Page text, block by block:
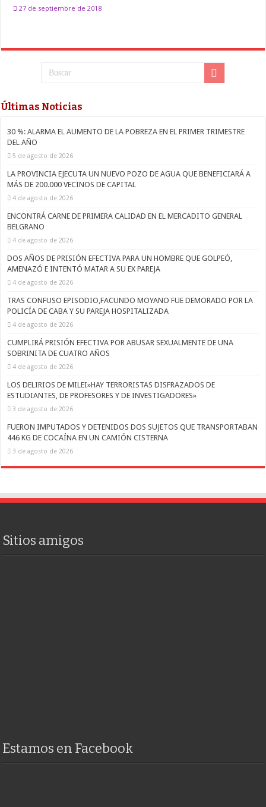
27 de septiembre de 2018
Últimas Noticias
30 %: ALARMA EL AUMENTO DE LA POBREZA EN EL PRIMER TRIMESTRE
DEL AÑO
5 de agosto de 2026
LA PROVINCIA EJECUTA UN NUEVO POZO DE AGUA QUE BENEFICIARÁ A
MÁS DE 200.000 VECINOS DE CAPITAL
4 de agosto de 2026
ENCONTRÁ CARNE DE PRIMERA CALIDAD EN EL MERCADITO GENERAL
BELGRANO
4 de agosto de 2026
DOS AÑOS DE PRISIÓN EFECTIVA PARA UN HOMBRE QUE GOLPEÓ,
AMENAZÓ E INTENTÓ MATAR A SU EX PAREJA
4 de agosto de 2026
TRAS CONFUSO EPISODIO,FACUNDO MOYANO FUE DEMORADO POR LA
POLICÍA DE CABA Y SU PAREJA HOSPITALIZADA
4 de agosto de 2026
CUMPLIRÁ PRISIÓN EFECTIVA POR ABUSAR SEXUALMENTE DE UNA
SOBRINITA DE CUATRO AÑOS
4 de agosto de 2026
LOS DELIRIOS DE MILEI»HAY TERRORISTAS DISFRAZADOS DE
ESTUDIANTES, DE PROFESORES Y DE INVESTIGADORES»
3 de agosto de 2026
FUERON IMPUTADOS Y DETENIDOS DOS SUJETOS QUE TRANSPORTABAN
446 KG DE COCAÍNA EN UN CAMIÓN CISTERNA
3 de agosto de 2026
Sitios amigos